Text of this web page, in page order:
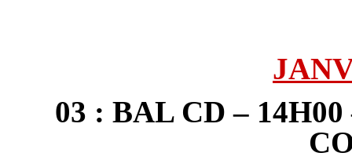
03 : BAL CD –